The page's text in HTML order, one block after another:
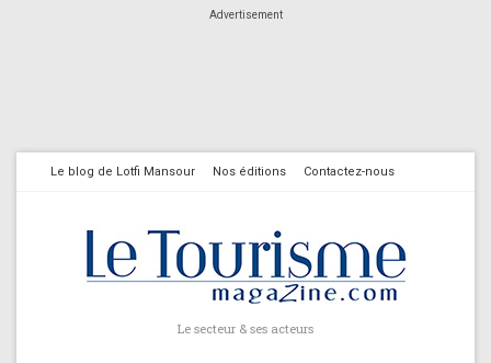
Advertisement
Le blog de Lotfi Mansour Nos éditions Contactez-nous
Le secteur & ses acteurs